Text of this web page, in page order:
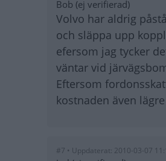
Bob (ej verifierad)
Volvo har aldrig
och släppa upp
efersom jag tycker
väntar vid
Eftersom
kostnaden även
#7 • Uppdaterat: 2010-03-07